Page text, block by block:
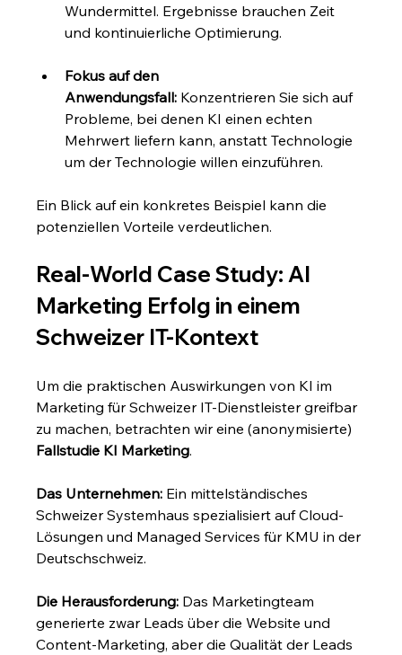
Wundermittel. Ergebnisse brauchen Zeit
und kontinuierliche Optimierung.
Fokus auf den
Anwendungsfall: Konzentrieren Sie sich auf
Probleme, bei denen KI einen echten
Mehrwert liefern kann, anstatt Technologie
um der Technologie willen einzuführen.
Ein Blick auf ein konkretes Beispiel kann die
potenziellen Vorteile verdeutlichen.
Real-World Case Study: AI
Marketing Erfolg in einem
Schweizer IT-Kontext
Um die praktischen Auswirkungen von KI im
Marketing für Schweizer IT-Dienstleister greifbar
zu machen, betrachten wir eine (anonymisierte)
Fallstudie KI Marketing.
Das Unternehmen: Ein mittelständisches
Schweizer Systemhaus spezialisiert auf Cloud-
Lösungen und Managed Services für KMU in der
Deutschschweiz.
Die Herausforderung: Das Marketingteam
generierte zwar Leads über die Website und
Content-Marketing, aber die Qualität der Leads